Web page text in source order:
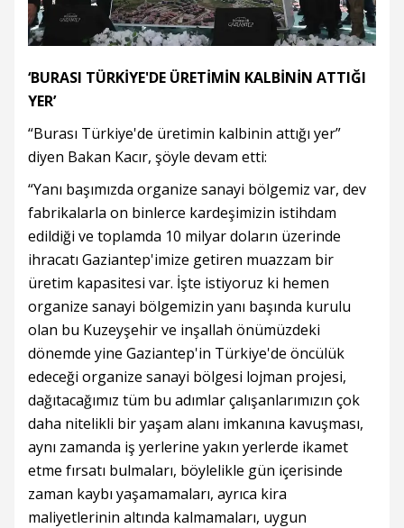
‘BURASI TÜRKİYE'DE ÜRETİMİN KALBİNİN ATTIĞI
YER’
“Burası Türkiye'de üretimin kalbinin attığı yer”
diyen Bakan Kacır, şöyle devam etti:
“Yanı başımızda organize sanayi bölgemiz var, dev
fabrikalarla on binlerce kardeşimizin istihdam
edildiği ve toplamda 10 milyar doların üzerinde
ihracatı Gaziantep'imize getiren muazzam bir
üretim kapasitesi var. İşte istiyoruz ki hemen
organize sanayi bölgemizin yanı başında kurulu
olan bu Kuzeyşehir ve inşallah önümüzdeki
dönemde yine Gaziantep'in Türkiye'de öncülük
edeceği organize sanayi bölgesi lojman projesi,
dağıtacağımız tüm bu adımlar çalışanlarımızın çok
daha nitelikli bir yaşam alanı imkanına kavuşması,
aynı zamanda iş yerlerine yakın yerlerde ikamet
etme fırsatı bulmaları, böylelikle gün içerisinde
zaman kaybı yaşamamaları, ayrıca kira
maliyetlerinin altında kalmamaları, uygun